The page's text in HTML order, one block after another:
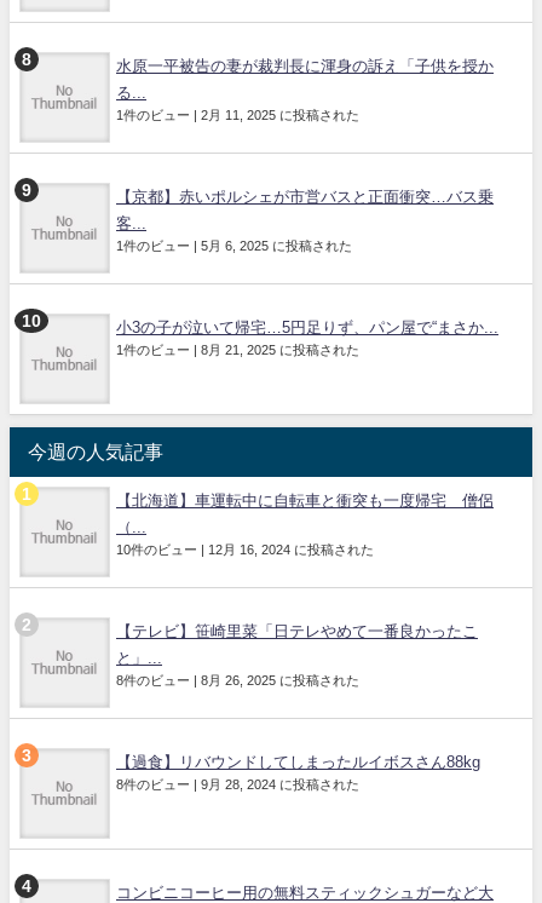
水原一平被告の妻が裁判長に渾身の訴え「子供を授か
る...
1件のビュー | 2月 11, 2025 に投稿された
【京都】赤いポルシェが市営バスと正面衝突…バス乗
客...
1件のビュー | 5月 6, 2025 に投稿された
小3の子が泣いて帰宅…5円足りず、パン屋で“まさか...
1件のビュー | 8月 21, 2025 に投稿された
今週の人気記事
【北海道】車運転中に自転車と衝突も一度帰宅 僧侶
（...
10件のビュー | 12月 16, 2024 に投稿された
【テレビ】笹崎里菜「日テレやめて一番良かったこ
と」...
8件のビュー | 8月 26, 2025 に投稿された
【過食】リバウンドしてしまったルイボスさん88kg
8件のビュー | 9月 28, 2024 に投稿された
コンビニコーヒー用の無料スティックシュガーなど大